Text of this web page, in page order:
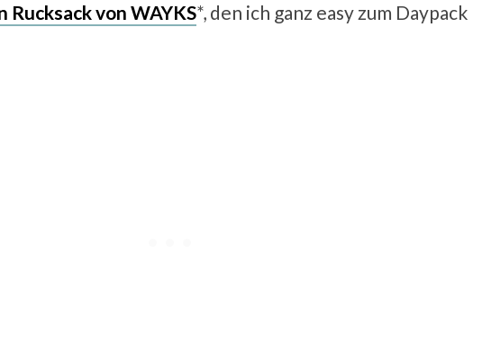
Rucksack von WAYKS*, den ich ganz easy zum Daypack